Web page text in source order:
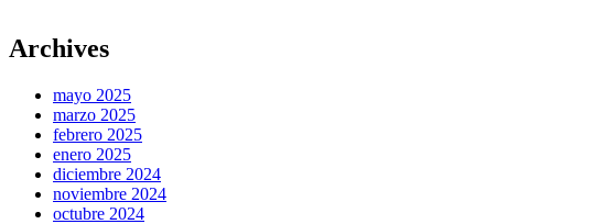
Archives
mayo 2025
marzo 2025
febrero 2025
enero 2025
diciembre 2024
noviembre 2024
octubre 2024